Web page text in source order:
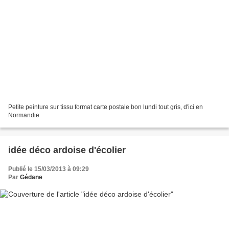
Petite peinture sur tissu format carte postale bon lundi tout gris, d'ici en
Normandie
idée déco ardoise d'écolier
Publié le 15/03/2013 à 09:29
Par Gédane